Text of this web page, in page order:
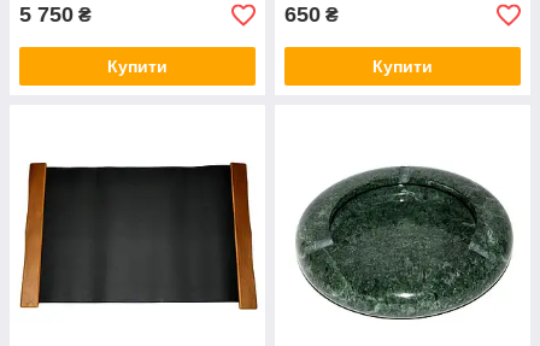
5 750 ₴
Купити
650 ₴
Купити